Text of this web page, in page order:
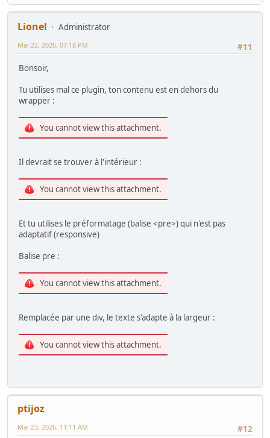
Lionel
Administrator
#11
Mai 22, 2026, 07:18 PM
Bonsoir,
Tu utilises mal ce plugin, ton contenu est en dehors du
wrapper :
You cannot view this attachment.
Il devrait se trouver à l'intérieur :
You cannot view this attachment.
Et tu utilises le préformatage (balise <pre>) qui n'est pas
adaptatif (responsive)
Balise pre :
You cannot view this attachment.
Remplacée par une div, le texte s'adapte à la largeur :
You cannot view this attachment.
ptijoz
#12
Mai 23, 2026, 11:11 AM